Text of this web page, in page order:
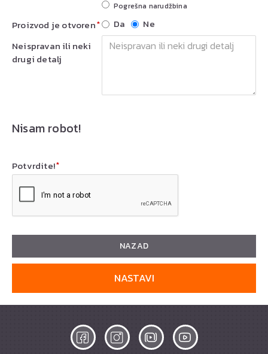
Pogrešna narudžbina
Proizvod je otvoren Da
Ne
Neispravan ili neki
drugi detalj
Nisam robot!
Potvrdite!
NAZAD
NASTAVI